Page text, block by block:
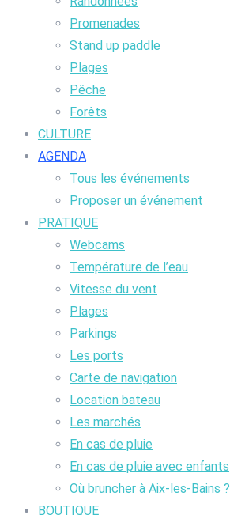
Promenades
Stand up paddle
Plages
Pêche
Forêts
CULTURE
AGENDA
Tous les événements
Proposer un événement
PRATIQUE
Webcams
Température de l’eau
Vitesse du vent
Plages
Parkings
Les ports
Carte de navigation
Location bateau
Les marchés
En cas de pluie
En cas de pluie avec enfants
Où bruncher à Aix-les-Bains ?
BOUTIQUE